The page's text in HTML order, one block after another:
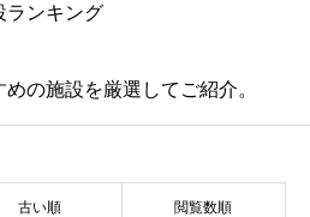
ランキング
の施設を厳選してご紹介。
古い順 閲覧数順